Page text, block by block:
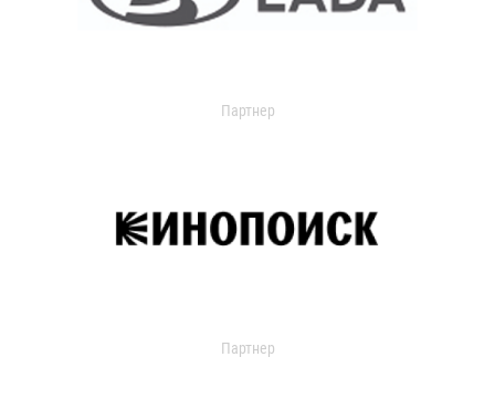
Партнер
Партнер